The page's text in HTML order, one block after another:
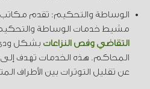
الوساطة والتحكيم: تقدم
مشيط خدمات الوساطة
التقاضي وفض النزاعات بشكل ودي
المحاكم. هذه الخدمات تهدف إلى
عن تقليل التوترات بين الأطراف